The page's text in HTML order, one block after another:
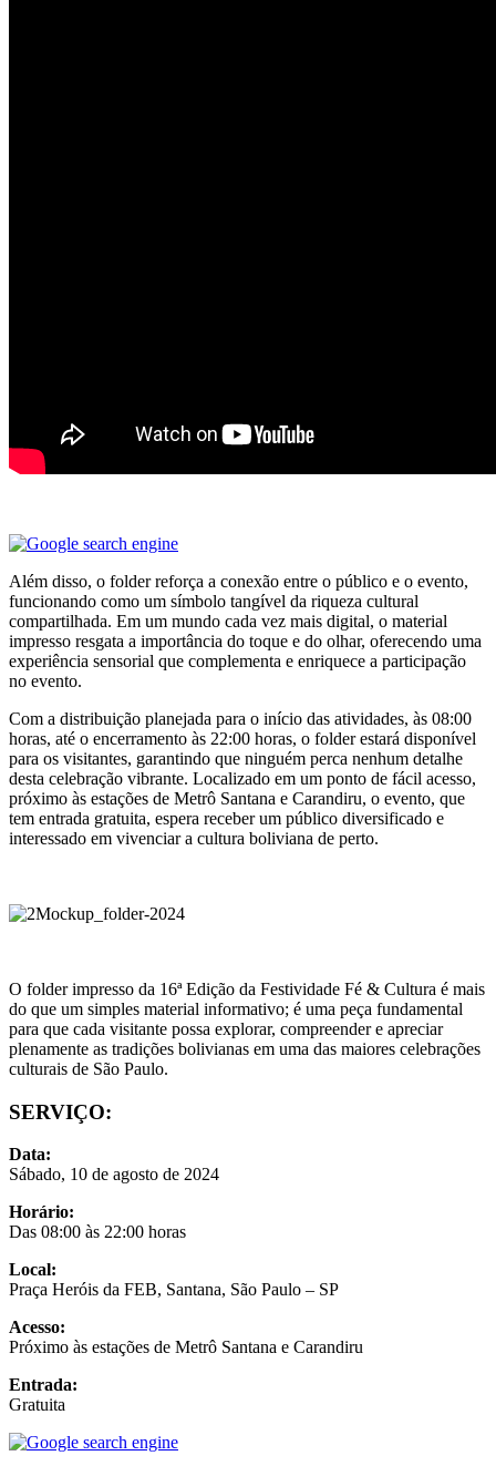
Além disso, o folder reforça a conexão entre o público e o evento,
funcionando como um símbolo tangível da riqueza cultural
compartilhada. Em um mundo cada vez mais digital, o material
impresso resgata a importância do toque e do olhar, oferecendo uma
experiência sensorial que complementa e enriquece a participação
no evento.
Com a distribuição planejada para o início das atividades, às 08:00
horas, até o encerramento às 22:00 horas, o folder estará disponível
para os visitantes, garantindo que ninguém perca nenhum detalhe
desta celebração vibrante. Localizado em um ponto de fácil acesso,
próximo às estações de Metrô Santana e Carandiru, o evento, que
tem entrada gratuita, espera receber um público diversificado e
interessado em vivenciar a cultura boliviana de perto.
O folder impresso da 16ª Edição da Festividade Fé & Cultura é mais
do que um simples material informativo; é uma peça fundamental
para que cada visitante possa explorar, compreender e apreciar
plenamente as tradições bolivianas em uma das maiores celebrações
culturais de São Paulo.
SERVIÇO:
Data:
Sábado, 10 de agosto de 2024
Horário:
Das 08:00 às 22:00 horas
Local:
Praça Heróis da FEB, Santana, São Paulo – SP
Acesso:
Próximo às estações de Metrô Santana e Carandiru
Entrada:
Gratuita